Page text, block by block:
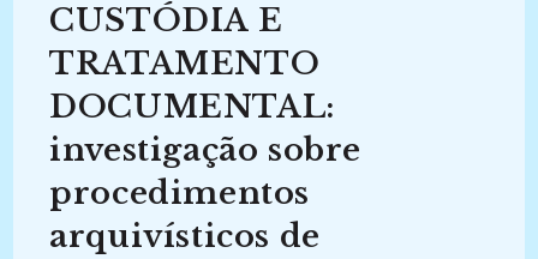
CUSTÓDIA E
TRATAMENTO
DOCUMENTAL:
investigação sobre
procedimentos
arquivísticos de